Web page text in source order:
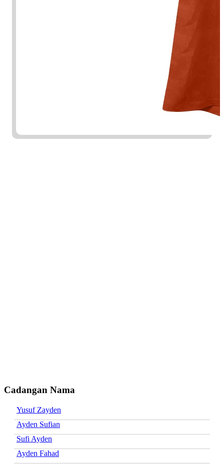
Cadangan Nama
Yusuf Zayden
Ayden Sufian
Sufi Ayden
Ayden Fahad